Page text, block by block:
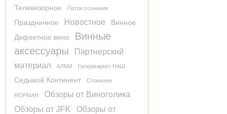
Телевизорное Поток сознания
Праздничное Новостное
Винное
Дефектное вино
Винные
аксессуары
Партнерский
материал
АЛМИ Гипермаркет НАШ
Седьмой Континент Стокманн
НОРМАН
Обзоры от Виноголика
Обзоры от JFK
Обзоры от